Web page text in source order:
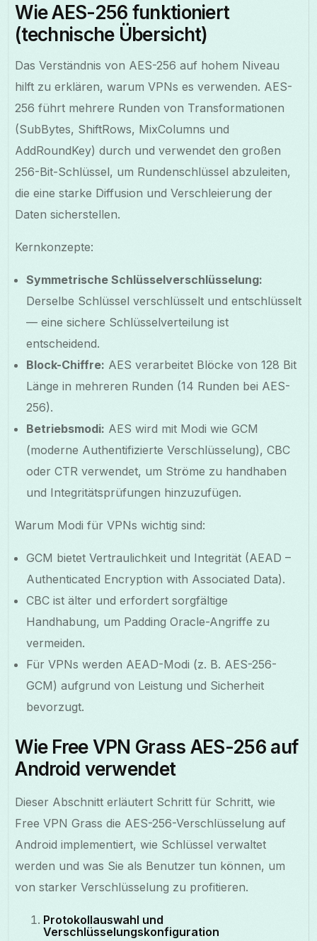
Wie AES-256 funktioniert
(technische Übersicht)
Das Verständnis von AES-256 auf hohem Niveau
hilft zu erklären, warum VPNs es verwenden. AES-
256 führt mehrere Runden von Transformationen
(SubBytes, ShiftRows, MixColumns und
AddRoundKey) durch und verwendet den großen
256-Bit-Schlüssel, um Rundenschlüssel abzuleiten,
die eine starke Diffusion und Verschleierung der
Daten sicherstellen.
Kernkonzepte:
Symmetrische Schlüsselverschlüsselung:
Derselbe Schlüssel verschlüsselt und entschlüsselt
— eine sichere Schlüsselverteilung ist
entscheidend.
Block-Chiffre: AES verarbeitet Blöcke von 128 Bit
Länge in mehreren Runden (14 Runden bei AES-
256).
Betriebsmodi: AES wird mit Modi wie GCM
(moderne Authentifizierte Verschlüsselung), CBC
oder CTR verwendet, um Ströme zu handhaben
und Integritätsprüfungen hinzuzufügen.
Warum Modi für VPNs wichtig sind:
GCM bietet Vertraulichkeit und Integrität (AEAD –
Authenticated Encryption with Associated Data).
CBC ist älter und erfordert sorgfältige
Handhabung, um Padding Oracle-Angriffe zu
vermeiden.
Für VPNs werden AEAD-Modi (z. B. AES-256-
GCM) aufgrund von Leistung und Sicherheit
bevorzugt.
Wie Free VPN Grass AES-256 auf
Android verwendet
Dieser Abschnitt erläutert Schritt für Schritt, wie
Free VPN Grass die AES-256-Verschlüsselung auf
Android implementiert, wie Schlüssel verwaltet
werden und was Sie als Benutzer tun können, um
von starker Verschlüsselung zu profitieren.
Protokollauswahl und
Verschlüsselungskonfiguration